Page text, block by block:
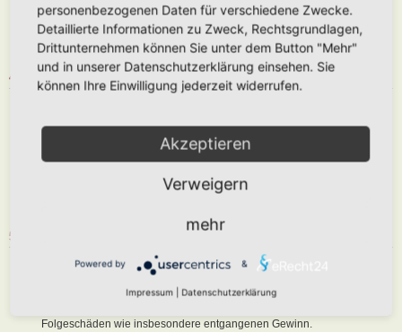
sperren.
Du gestattest dem Betreiber darüber hinaus, deine Beiträge
abzuändern, sofern sie gegen o. g. Regeln verstoßen oder geeignet
sind, dem Betreiber oder einem Dritten Schaden zuzufügen.
4. GENERAL PUBLIC LICENSE
www.phpbb.com
Informationen werden durch die deutschsprachige Community unter
www.phpbb.dezur Verfügung gestellt. Beide haben keinen Einfluss auf
die Art und Weise, wie die Software verwendet wird. Sie können
insbesondere die Verwendung der Software für bestimmte Zwecke nicht
5. GEWÄHRLEISTUNG
Der Betreiber haftet mit Ausnahme der Verletzung von Leben, Körper
und Gesundheit und der Verletzung wesentlicher Vertragspflichten
(Kardinalpflichten) nur für Schäden, die auf ein vorsätzliches oder grob
Folgeschäden wie insbesondere entgangenen Gewinn.
personenbezogenen Daten für verschiedene Zwecke.
Detaillierte Informationen zu Zweck, Rechtsgrundlagen,
Drittunternehmen können Sie unter dem Button "Mehr"
und in unserer Datenschutzerklärung einsehen. Sie
können Ihre Einwilligung jederzeit widerrufen.
Akzeptieren
Verweigern
mehr
Powered by &
Impressum Datenschutzerklärung